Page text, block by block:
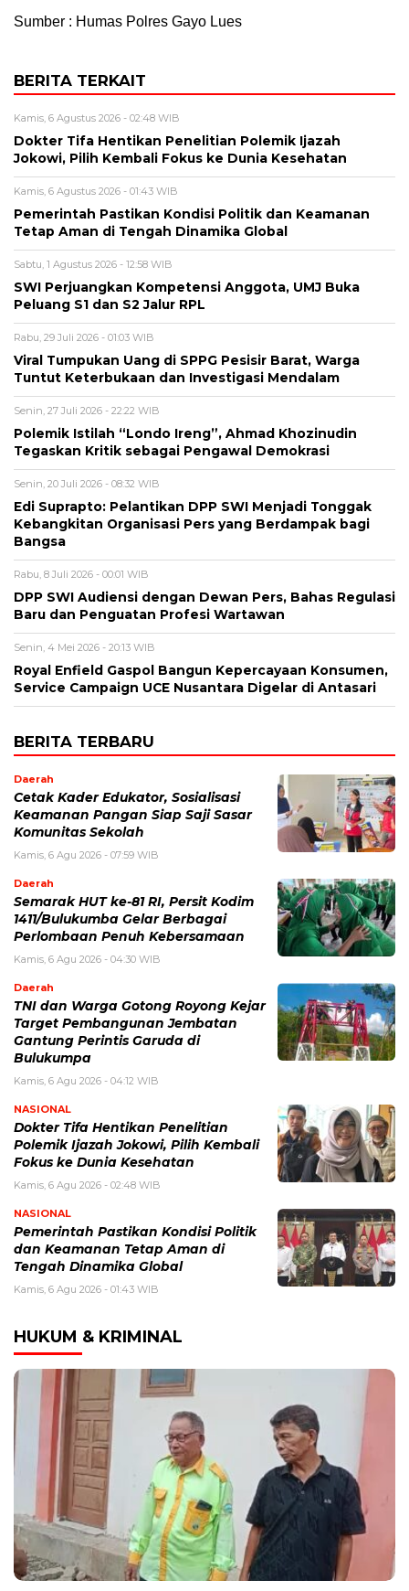
Sumber : Humas Polres Gayo Lues
BERITA TERKAIT
Kamis, 6 Agustus 2026 - 02:48 WIB
Dokter Tifa Hentikan Penelitian Polemik Ijazah
Jokowi, Pilih Kembali Fokus ke Dunia Kesehatan
Kamis, 6 Agustus 2026 - 01:43 WIB
Pemerintah Pastikan Kondisi Politik dan Keamanan
Tetap Aman di Tengah Dinamika Global
Sabtu, 1 Agustus 2026 - 12:58 WIB
SWI Perjuangkan Kompetensi Anggota, UMJ Buka
Peluang S1 dan S2 Jalur RPL
Rabu, 29 Juli 2026 - 01:03 WIB
Viral Tumpukan Uang di SPPG Pesisir Barat, Warga
Tuntut Keterbukaan dan Investigasi Mendalam
Senin, 27 Juli 2026 - 22:22 WIB
Polemik Istilah “Londo Ireng”, Ahmad Khozinudin
Tegaskan Kritik sebagai Pengawal Demokrasi
Senin, 20 Juli 2026 - 08:32 WIB
Edi Suprapto: Pelantikan DPP SWI Menjadi Tonggak
Kebangkitan Organisasi Pers yang Berdampak bagi
Bangsa
Rabu, 8 Juli 2026 - 00:01 WIB
DPP SWI Audiensi dengan Dewan Pers, Bahas Regulasi
Baru dan Penguatan Profesi Wartawan
Senin, 4 Mei 2026 - 20:13 WIB
Royal Enfield Gaspol Bangun Kepercayaan Konsumen,
Service Campaign UCE Nusantara Digelar di Antasari
BERITA TERBARU
Daerah
Cetak Kader Edukator, Sosialisasi
Keamanan Pangan Siap Saji Sasar
Komunitas Sekolah
Kamis, 6 Agu 2026 - 07:59 WIB
Daerah
Semarak HUT ke-81 RI, Persit Kodim
1411/Bulukumba Gelar Berbagai
Perlombaan Penuh Kebersamaan
Kamis, 6 Agu 2026 - 04:30 WIB
Daerah
TNI dan Warga Gotong Royong Kejar
Target Pembangunan Jembatan
Gantung Perintis Garuda di
Bulukumpa
Kamis, 6 Agu 2026 - 04:12 WIB
NASIONAL
Dokter Tifa Hentikan Penelitian
Polemik Ijazah Jokowi, Pilih Kembali
Fokus ke Dunia Kesehatan
Kamis, 6 Agu 2026 - 02:48 WIB
NASIONAL
Pemerintah Pastikan Kondisi Politik
dan Keamanan Tetap Aman di
Tengah Dinamika Global
Kamis, 6 Agu 2026 - 01:43 WIB
HUKUM & KRIMINAL